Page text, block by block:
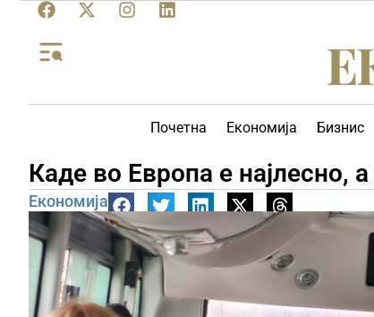
Почетна Економија Бизнис
Каде во Европа е најлесно,
Економија